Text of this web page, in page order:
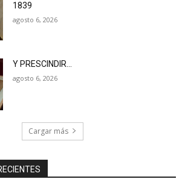
1839
agosto 6, 2026
Y PRESCINDIR…
agosto 6, 2026
Cargar más